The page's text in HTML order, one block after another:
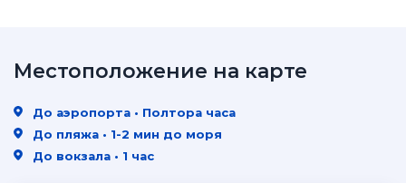
Местоположение на карте
До аэропорта • Полтора часа
До пляжа • 1-2 мин до моря
До вокзала • 1 час